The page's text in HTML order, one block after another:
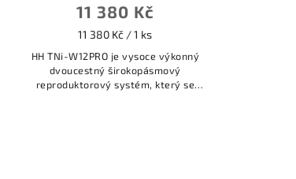
11 380 Kč
11 380 Kč / 1 ks
HH TNi-W12PRO je vysoce výkonný
dvoucestný širokopásmový
reproduktorový systém, který se